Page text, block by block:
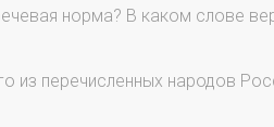
норма? В каком слове
из перечисленных народов